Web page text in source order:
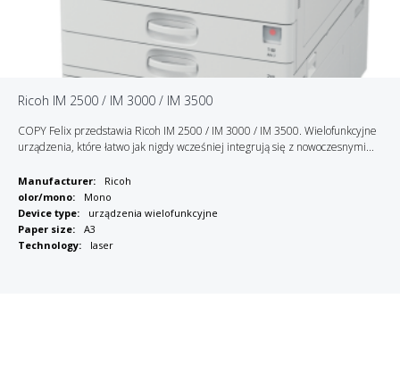
Ricoh IM 2500 / IM 3000 / IM 3500
COPY Felix przedstawia Ricoh IM 2500 / IM 3000 / IM 3500. Wielofunkcyjne
urządzenia, które łatwo jak nigdy wcześniej integrują się z nowoczesnymi...
Manufacturer:
Ricoh
olor/mono:
Mono
Device type:
urządzenia wielofunkcyjne
Paper size:
A3
Technology:
laser